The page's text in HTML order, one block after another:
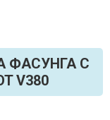
ФАСУНГА С
V380